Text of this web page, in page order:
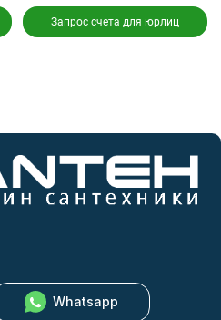
Запрос счета для юрлиц
Whatsapp